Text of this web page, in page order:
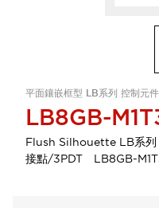
平面鑲嵌框型 LB系列 控制元件
LB8GB-
Flush Silhouette LB系
接點/3PDT LB8GB-